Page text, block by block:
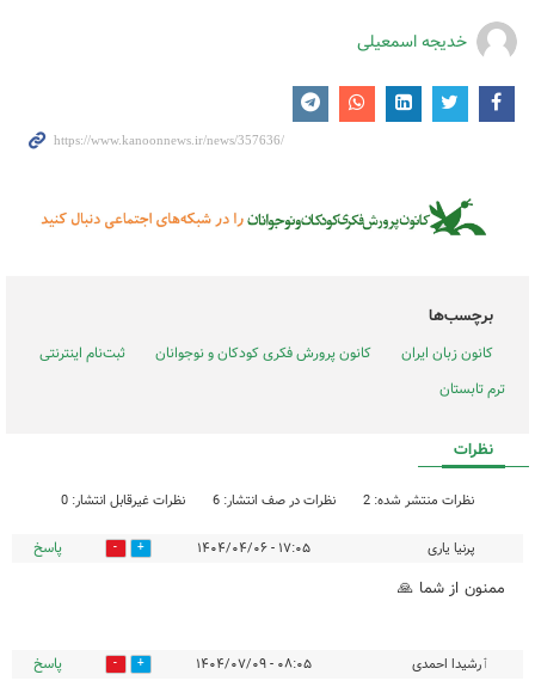
خدیجه اسمعیلی
برچسب‌ها
کانون زبان ایران کانون پرورش فکری کودکان و نوجوانان
ثبت‌نام اینترنتی
ترم تابستان
نظرات
نظرات منتشر شده: 2 نظرات در صف انتشار: 6 نظرات غیرقابل انتشار: 0
پرنیا یاری ۱۷:۰۵ - ۱۴۰۴/۰۴/۰۶ 4 پاسخ
ممنون از شما 🙏
ٱرشیدا احمدی ۰۸:۰۵ - ۱۴۰۴/۰۷/۰۹ 0 پاسخ